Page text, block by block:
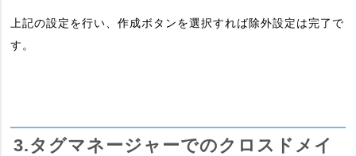
上記の設定を行い、作成ボタンを選択すれば除外設定は完了で
す。
3.タグマネージャーでのクロスドメイ